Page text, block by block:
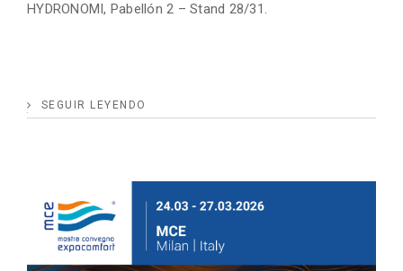
HYDRONOMI, Pabellón 2 – Stand 28/31.
SEGUIR LEYENDO